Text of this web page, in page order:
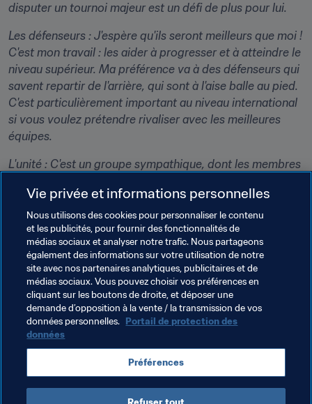
disputer un tournoi majeur est un défi de plus pour lui.
Les défenseurs : J'espère qu'ils seront meilleurs que moi !
C'est mon travail : les aider à progresser et à atteindre le
niveau supérieur. Ma préférence va à des défenseurs qui
savent repartir de l'arrière, qui sont à l'aise balle au pied.
C'est particulièrement important au niveau international
si vous voulez prétendre rivaliser avec les meilleures
équipes.
L'unité : C'est un groupe sympathique, dont les membres
connaissent depuis les sélections de jeunes, donc depuis
pas mal de temps. Ils s'entendent bien et pour les repas
par exemple, il n'y a pas de groupes qui se forment,
notamment en fonction du club pour lequel ils jouent.
Tout le monde se mélange et s’assoit à des places
différentes à chaque repas. C'est un bon point de départ
pour réussir à faire du bon travail.
Thèmes en lien
England
Vie privée et informations personnelles
Nous utilisons des cookies pour personnaliser le contenu
et les publicités, pour fournir des fonctionnalités de
médias sociaux et analyser notre trafic. Nous partageons
également des informations sur votre utilisation de notre
site avec nos partenaires analytiques, publicitaires et de
médias sociaux. Vous pouvez choisir vos préférences en
cliquant sur les boutons de droite, et déposer une
demande d’opposition à la vente / la transmission de vos
données personnelles. Portail de protection des
données
Préférences